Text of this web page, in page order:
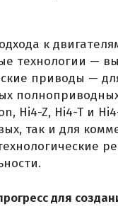
к
технологии —
приводы —
Hi4-Z, Hi4-T и
так и для
для